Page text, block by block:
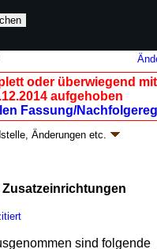
oder überwiegend
aufgehoben
Fassung/
Änderungen etc.
Zusatzeinrichtungen
sind folgende